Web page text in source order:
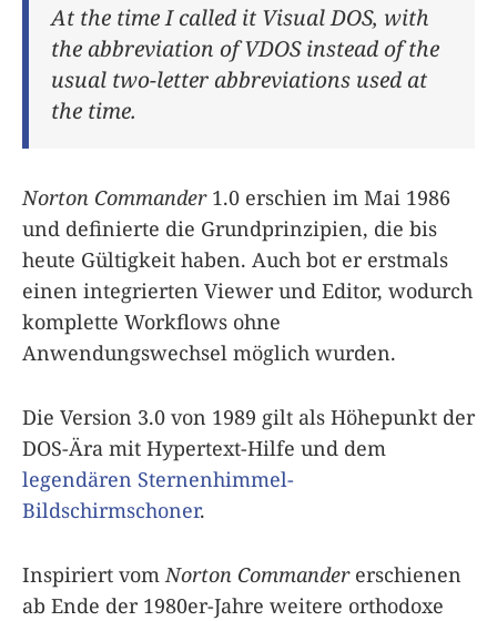
At the time I called it Visual DOS, with
the abbreviation of VDOS instead of the
usual two-letter abbreviations used at
the time.
Norton Commander1.0 erschien im Mai 1986
und definierte die Grundprinzipien, die bis
heute Gültigkeit haben. Auch bot er erstmals
einen integrierten Viewer und Editor, wodurch
komplette Workflows ohne
Anwendungswechsel möglich wurden.
Die Version 3.0 von 1989 gilt als Höhepunkt der
DOS-Ära mit Hypertext-Hilfe und dem
legendären Sternenhimmel-
Bildschirmschoner.
Inspiriert vom Norton Commandererschienen
ab Ende der 1980er-Jahre weitere orthodoxe